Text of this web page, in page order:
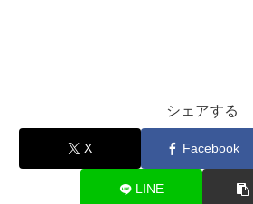
シェアする
X Facebook
LINE